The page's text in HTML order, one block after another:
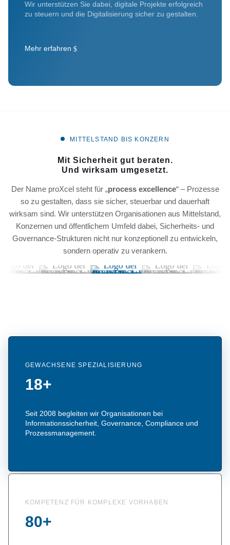
Wir unterstützen Sie dabei, digitale Projekte erfolgreich
zu steuern und die Digitalisierung sicher zu gestalten.
Mehr erfahren
MITTELSTAND BIS KONZERN
Mit Sicherheit gut beraten.
Und wirksam umgesetzt.
Der Name proXcel steht für „process excellence“ – Prozesse
so zu gestalten, dass sie sicher, steuerbar und dauerhaft
wirksam sind. Wir unterstützen Organisationen aus Mittelstand,
Konzernen und öffentlichem Umfeld dabei, Sicherheits- und
Governance-Strukturen nicht nur konzeptionell zu entwickeln,
sondern operativ zu verankern.
GEWACHSENE SPEZIALISIERUNG
18+
Seit 2008 begleiten wir Organisationen bei
Informationssicherheit, Governance, Compliance und
Prozessmanagement.
KOMPETENZ FÜR KOMPLEXE VORHABEN
80+